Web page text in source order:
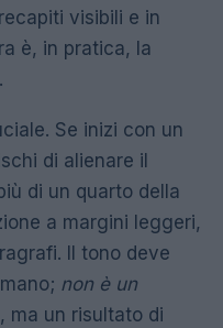
visibili e in
è, in pratica, la
Se inizi con un
di alienare il
di un quarto della
a margini leggeri,
Il tono deve
non è un
un risultato di